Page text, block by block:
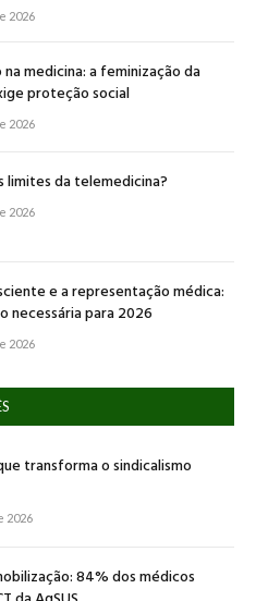
2026
medicina: a feminização da
proteção social
2026
limites da telemedicina?
2026
e a representação médica:
necessária para 2026
2026
transforma o sindicalismo
2026
84% dos médicos